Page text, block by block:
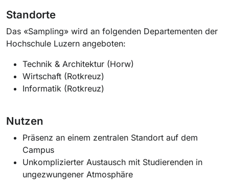
Standorte
Das «Sampling» wird an folgenden Departementen der
Hochschule Luzern angeboten:
Technik & Architektur (Horw)
Wirtschaft (Rotkreuz)
Informatik (Rotkreuz)
Nutzen
Präsenz an einem zentralen Standort auf dem
Campus
Unkomplizierter Austausch mit Studierenden in
ungezwungener Atmosphäre